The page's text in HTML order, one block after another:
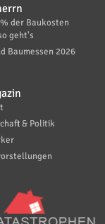
der Baukosten
geht's
Baumessen 2026
& Politik